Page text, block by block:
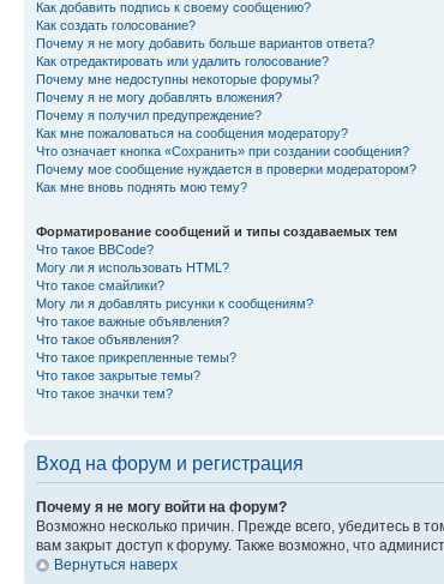
Как добавить подпись к своему сообщению?
Как создать голосование?
Почему я не могу добавить больше вариантов ответа?
Как отредактировать или удалить голосование?
Почему мне недоступны некоторые форумы?
Почему я не могу добавлять вложения?
Почему я получил предупреждение?
Как мне пожаловаться на сообщения модератору?
Что означает кнопка «Сохранить» при создании сообщения?
Почему мое сообщение нуждается в проверки модератором?
Как мне вновь поднять мою тему?
Форматирование сообщений и типы создаваемых тем
Что такое BBCode?
Могу ли я использовать HTML?
Что такое смайлики?
Могу ли я добавлять рисунки к сообщениям?
Что такое важные объявления?
Что такое объявления?
Что такое прикрепленные темы?
Что такое закрытые темы?
Что такое значки тем?
Вход на форум и регистрация
Почему я не могу войти на форум?
Возможно несколько причин. Прежде всего, убедитесь в
вам закрыт доступ к форуму. Также возможно, что
Вернуться наверх